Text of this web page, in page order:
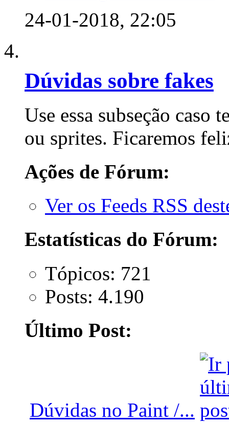
24-01-2018, 22:05
Dúvidas sobre fakes
Use essa subseção caso
ou sprites. Ficaremos
Ações de Fórum:
Ver os Feeds RSS
Estatísticas do Fórum:
Tópicos: 721
Posts: 4.190
Último Post:
Dúvidas no Paint /...